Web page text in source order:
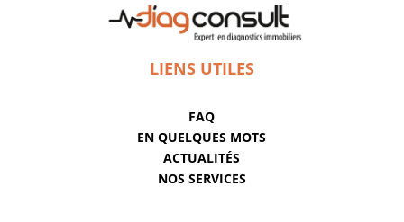
LIENS UTILES
FAQ
EN QUELQUES MOTS
ACTUALITÉS
NOS SERVICES